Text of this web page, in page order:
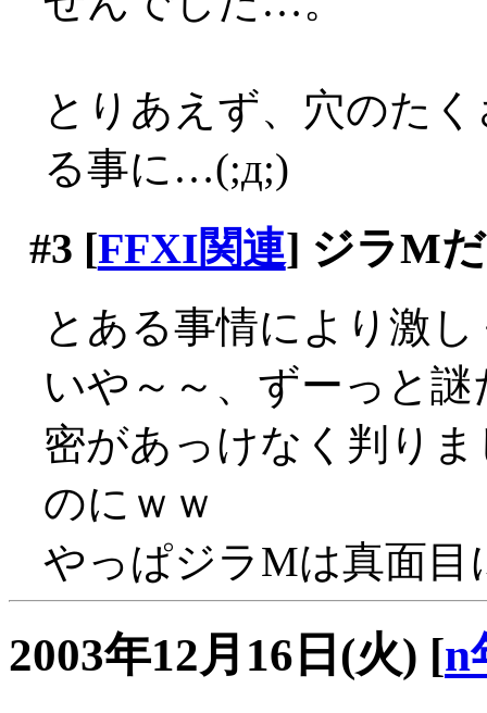
とりあえず、穴のた
る事に…(;д;)
#3 [FFXI関連] ジラM
とある事情により激
いや～～、ずーっと
密があっけなく判り
のにｗｗ
やっぱジラMは真面
2003年12月16日(火) [n